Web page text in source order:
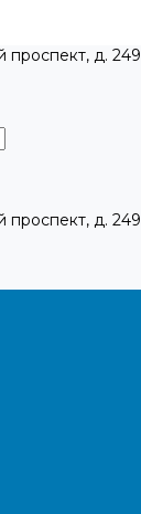
проспект, д. 249
проспект, д. 249